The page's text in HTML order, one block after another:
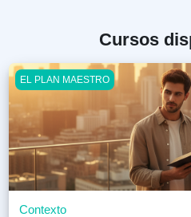
Cursos
Contexto
EL PLAN MAESTRO
Contexto